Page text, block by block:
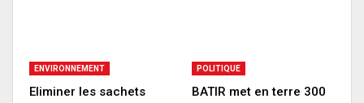
ENVIRONNEMENT
Eliminer les sachets
POLITIQUE
BATIR met en terre 300